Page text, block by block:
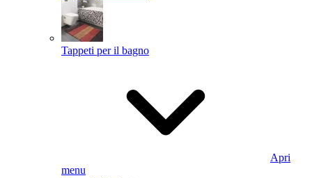
Tappeti per il bagno
Apri
menu